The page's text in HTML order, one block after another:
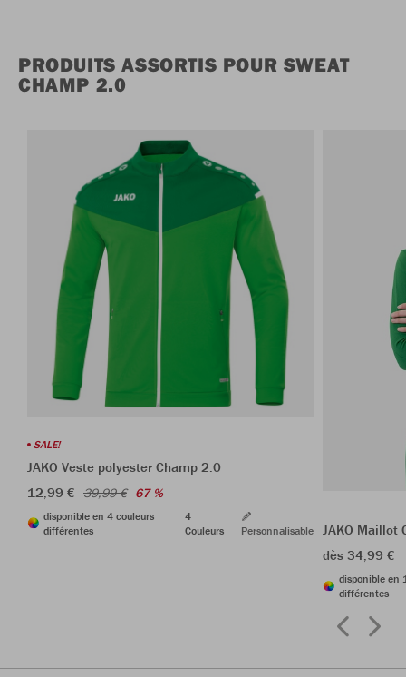
PRODUITS ASSORTIS POUR SWEAT
CHAMP 2.0
SALE!
JAKO Veste polyester Champ 2.0
12,99 € 39,99 € 67 %
disponible en 4 couleurs
différentes
4
Couleurs
Personnalisable
JAKO Maillot
dès 34,99 €
disponible en
différentes